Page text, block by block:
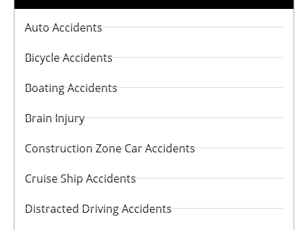
Auto Accidents
Bicycle Accidents
Boating Accidents
Brain Injury
Construction Zone Car Accidents
Cruise Ship Accidents
Distracted Driving Accidents